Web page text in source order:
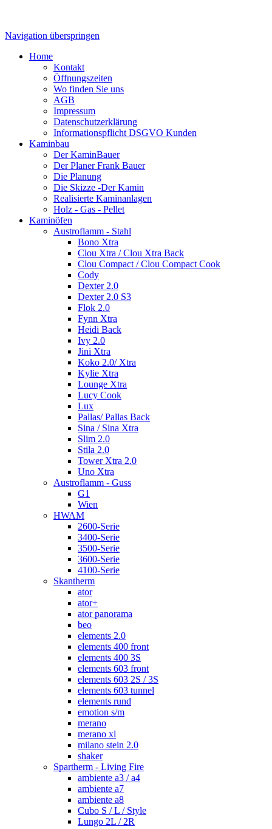
Navigation überspringen
Home
Kontakt
Öffnungszeiten
Wo finden Sie uns
AGB
Impressum
Datenschutzerklärung
Informationspflicht DSGVO Kunden
Kaminbau
Der KaminBauer
Der Planer Frank Bauer
Die Planung
Die Skizze -Der Kamin
Realisierte Kaminanlagen
Holz - Gas - Pellet
Kaminöfen
Austroflamm - Stahl
Bono Xtra
Clou Xtra / Clou Xtra Back
Clou Compact / Clou Compact Cook
Cody
Dexter 2.0
Dexter 2.0 S3
Flok 2.0
Fynn Xtra
Heidi Back
Ivy 2.0
Jini Xtra
Koko 2.0/ Xtra
Kylie Xtra
Lounge Xtra
Lucy Cook
Lux
Pallas/ Pallas Back
Sina / Sina Xtra
Slim 2.0
Stila 2.0
Tower Xtra 2.0
Uno Xtra
Austroflamm - Guss
G1
Wien
HWAM
2600-Serie
3400-Serie
3500-Serie
3600-Serie
4100-Serie
Skantherm
ator
ator+
ator panorama
beo
elements 2.0
elements 400 front
elements 400 3S
elements 603 front
elements 603 2S / 3S
elements 603 tunnel
elements rund
emotion s/m
merano
merano xl
milano stein 2.0
shaker
Spartherm - Living Fire
ambiente a3 / a4
ambiente a7
ambiente a8
Cubo S / L / Style
Lungo 2L / 2R